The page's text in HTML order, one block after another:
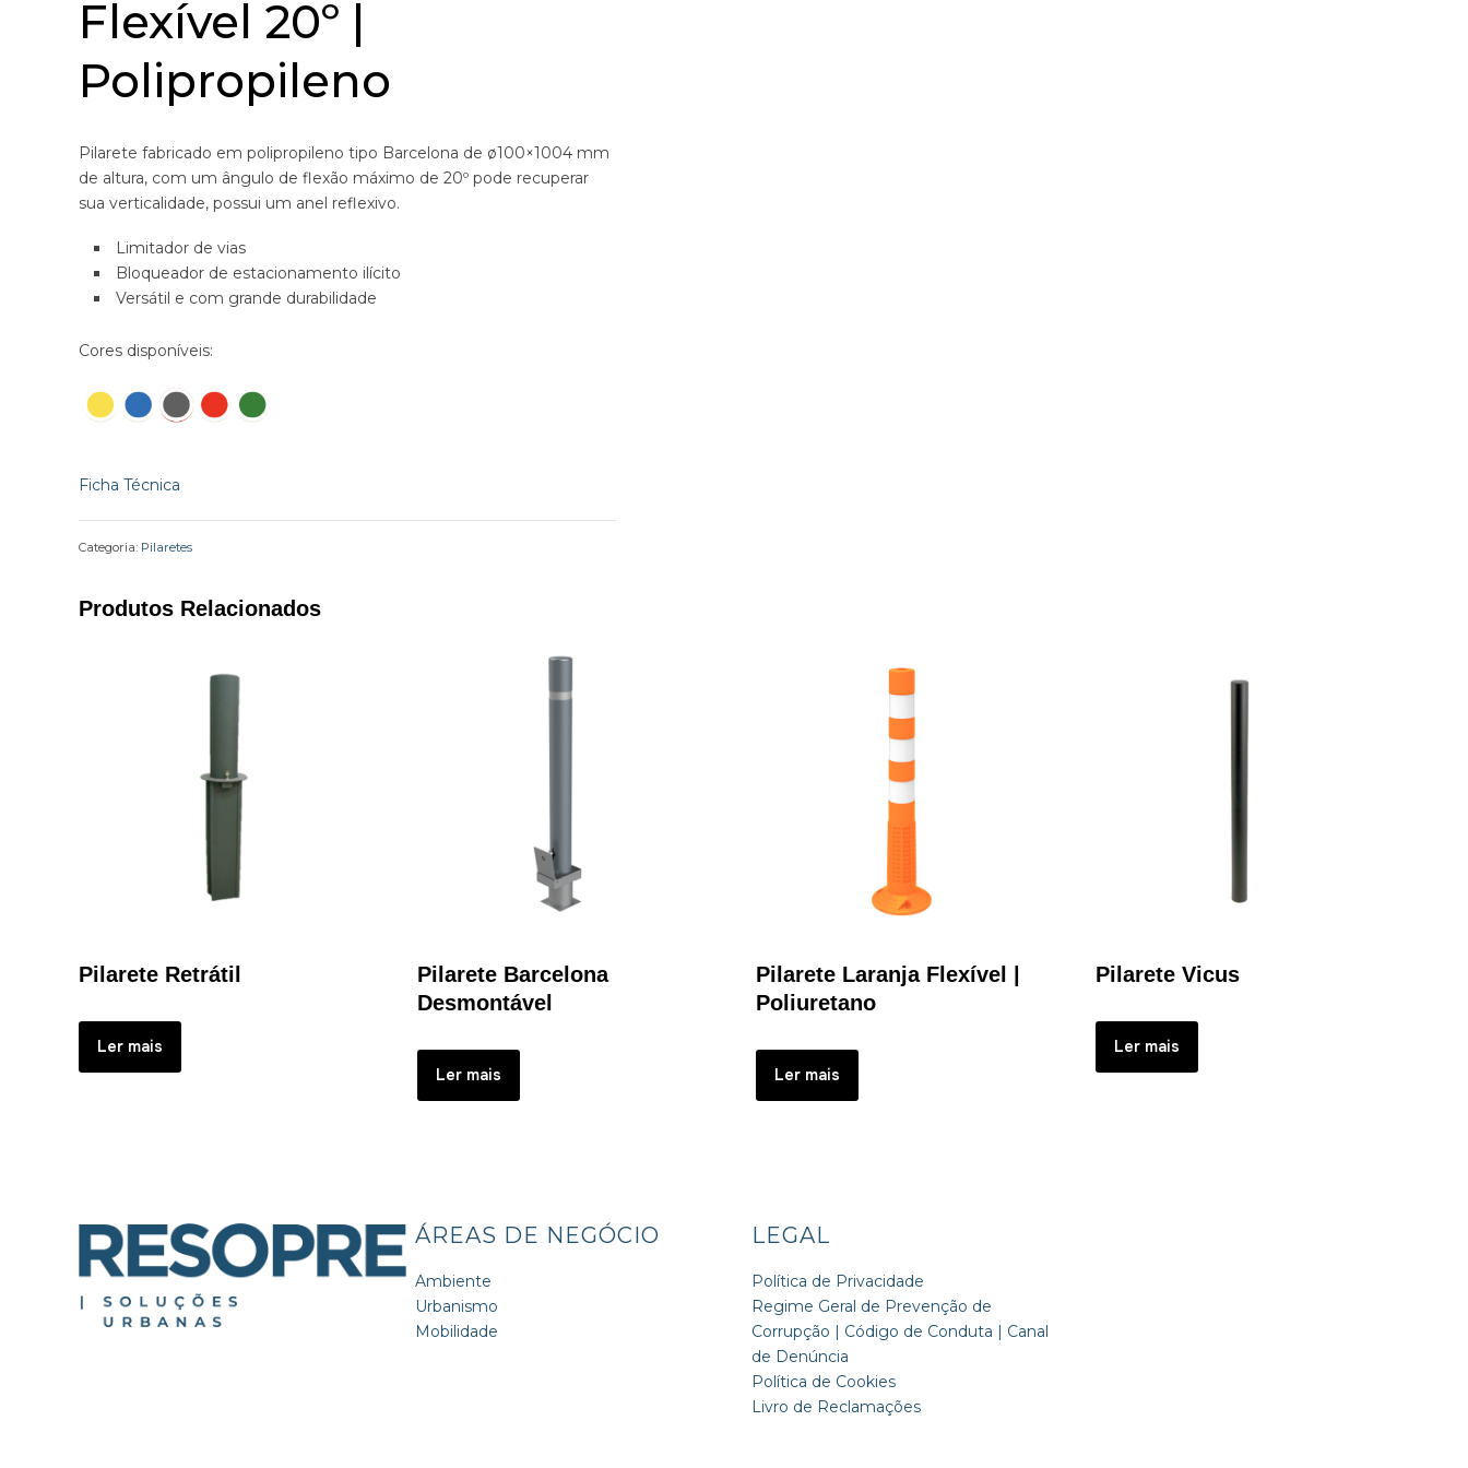
Flexível 20º |
Polipropileno
Pilarete fabricado em polipropileno tipo Barcelona de ø100×1004 mm
de altura, com um ângulo de flexão máximo de 20º pode recuperar
sua verticalidade, possui um anel reflexivo.
Limitador de vias
Bloqueador de estacionamento ilícito
Versátil e com grande durabilidade
Cores disponíveis:
Ficha Técnica
Categoria: Pilaretes
Produtos Relacionados
Pilarete Retrátil
Ler mais
Pilarete Barcelona
Desmontável
Ler mais
Pilarete Laranja Flexível |
Poliuretano
Ler mais
Pilarete Vicus
Ler mais
ÁREAS DE NEGÓCIO
Ambiente
Urbanismo
Mobilidade
LEGAL
Política de Privacidade
Regime Geral de Prevenção de
Corrupção | Código de Conduta | Canal
de Denúncia
Política de Cookies
Livro de Reclamações